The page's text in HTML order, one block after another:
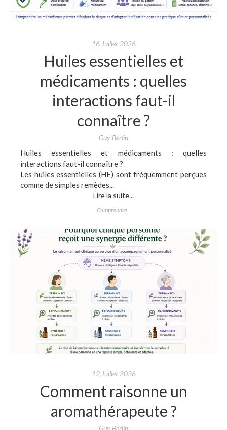
16 Juillet 2026
Huiles essentielles et
médicaments : quelles
interactions faut-il
connaître ?
Guy Berlin
Huiles essentielles et médicaments : quelles
interactions faut-il connaître ?
Les huiles essentielles (HE) sont fréquemment perçues
comme de simples remèdes...
Lire la suite...
Comprendre
12 Juillet 2026
Comment raisonne un
aromathérapeute ?
Guy Berlin